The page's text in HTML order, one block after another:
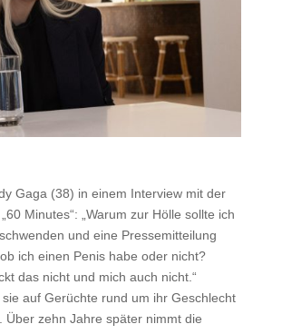
Gaga (38) in einem Interview mit der
Minutes“: „Warum zur Hölle sollte ich
und eine Pressemitteilung
ich einen Penis habe oder nicht?
das nicht und mich auch nicht.“
auf Gerüchte rund um ihr Geschlecht
Über zehn Jahre später nimmt die